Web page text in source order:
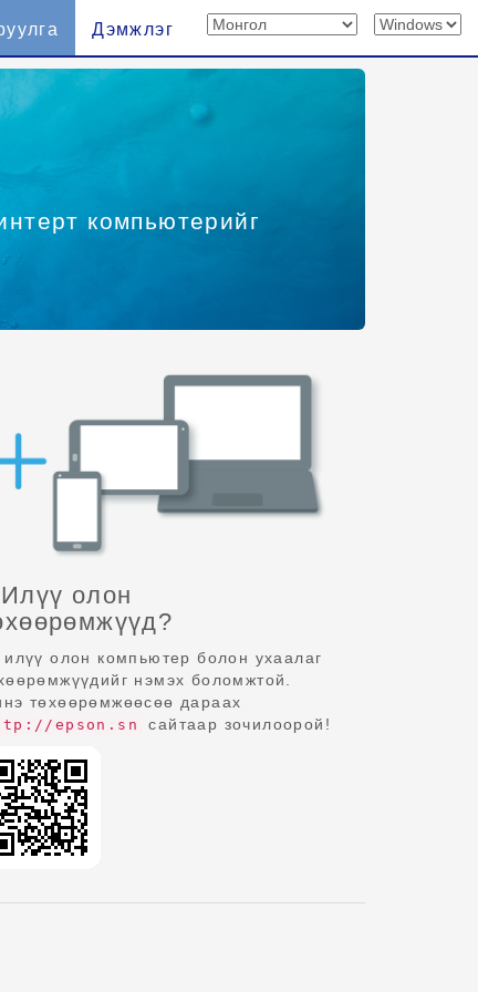
Дэмжлэг
компьютерийг
олон
илүү олон компьютер болон ухаалаг
нэмэх боломжтой.
төхөөрөмжөөсөө дараах
epson.sn сайтаар зочилоорой!